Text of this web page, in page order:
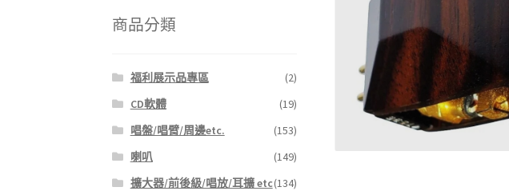
字:
商品分類
福利展示品專區
(2)
CD軟體
(19)
唱盤/唱臂/周邊etc.
(153)
喇叭
(149)
擴大器/前後級/唱放/耳擴 etc(134)